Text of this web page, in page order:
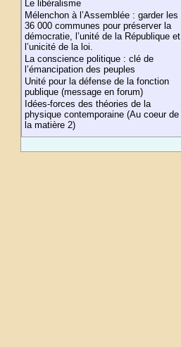
Le libéralisme
Mélenchon à l’Assemblée : garder les
36 000 communes pour préserver la
démocratie, l’unité de la République et
l’unicité de la loi.
La conscience politique : clé de
l’émancipation des peuples
Unité pour la défense de la fonction
publique (message en forum)
Idées-forces des théories de la
physique contemporaine (Au coeur de
la matière 2)